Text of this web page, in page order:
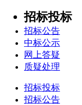
招标投标
招标公告
中标公示
网上答疑
质疑处理
招标投标
招标公告